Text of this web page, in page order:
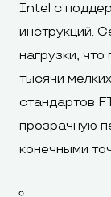
Intel с
инструкций.
нагрузки,
тысячи
стандартов
прозрачную
конечными